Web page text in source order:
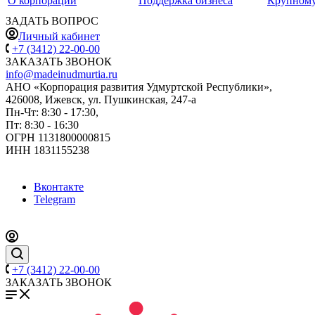
ЗАДАТЬ ВОПРОС
Личный кабинет
+7 (3412) 22-00-00
ЗАКАЗАТЬ ЗВОНОК
info@madeinudmurtia.ru
АНО «Корпорация развития Удмуртской Республики»,
426008, Ижевск, ул. Пушкинская, 247-а
Пн-Чт: 8:30 - 17:30,
Пт: 8:30 - 16:30
ОГРН 1131800000815
ИНН 1831155238
Вконтакте
Telegram
+7 (3412) 22-00-00
ЗАКАЗАТЬ ЗВОНОК